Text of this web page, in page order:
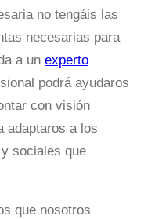
no tengáis las
necesarias para
a un experto
podrá ayudaros
con visión
adaptaros a los
sociales que
que nosotros